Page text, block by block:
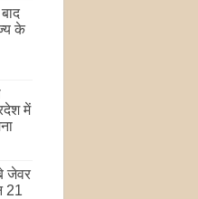
के
में
जेवर
21